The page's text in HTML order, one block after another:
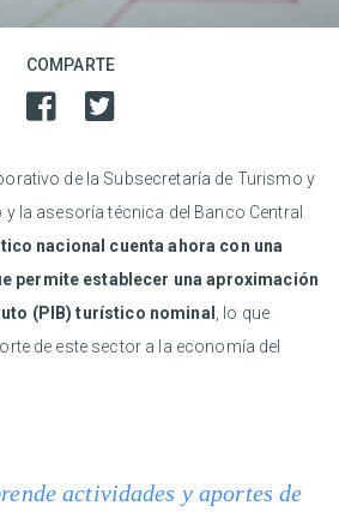
COMPARTE
de la Subsecretaría de Turismo y
la asesoría técnica del Banco Central
nacional cuenta ahora con una
permite establecer una aproximación
(PIB) turístico nominal
, lo que
de este sector a la economía del
actividades y aportes de